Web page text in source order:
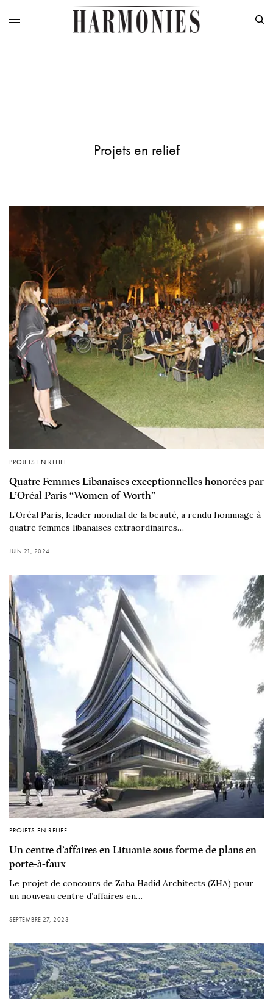
Projets en relief
PROJETS EN RELIEF
Quatre Femmes Libanaises exceptionnelles honorées par
L’Oréal Paris “Women of Worth”
L’Oréal Paris, leader mondial de la beauté, a rendu hommage à
quatre femmes libanaises extraordinaires…
JUIN 21, 2024
PROJETS EN RELIEF
Un centre d’affaires en Lituanie sous forme de plans en
porte-à-faux
Le projet de concours de Zaha Hadid Architects (ZHA) pour
un nouveau centre d’affaires en…
SEPTEMBRE 27, 2023